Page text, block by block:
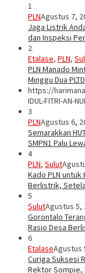
1
PLNAgustus 7,
Jaga Listrik
dan Inspeksi
2
Etalase, PLN,
PLN Manado
Minggu Dua
https://
IDUL-FITRI-AN-
3
PLNAgustus 6,
Semarakkan
SMPN1 Palu
4
PLN, Sulut
Kado PLN untuk
Berlistrik,
5
SulutAgustus 5,
Gorontalo
Rasio Desa
6
EtalaseAgustus
Curiga Suksesi
Rektor Sompie,